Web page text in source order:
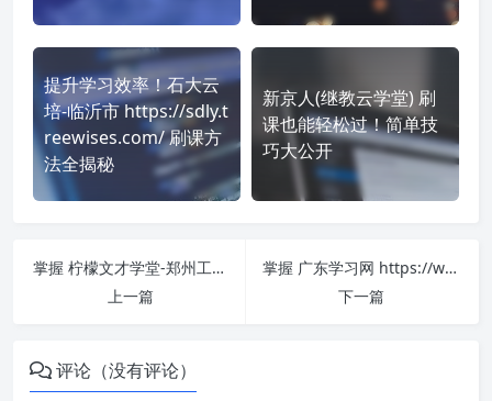
提升学习效率！石大云
培-临沂市 https://sdly.t
reewises.com/ 刷课方
法全揭秘
新京人(继教云学堂) 刷
课也能轻松过！简单技
巧大公开
掌握 柠檬文才学堂-郑州工程技术学院 https://crjy.wencaischool.net/zzgcjsxy/console/ 课程，简单刷课技巧分享！
上一篇
掌握 广东学习网 https://www.gdsjxjy.com/ 课程，简单刷课技巧分享！
下一篇
评论（没有评论）